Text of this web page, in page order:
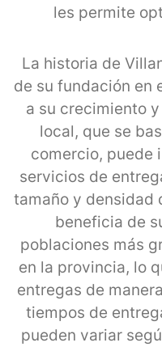
les permite
La historia de
de su fundación en
a su crecimiento
local, que se
comercio, puede
servicios de
tamaño y densidad
beneficia de
poblaciones más
en la provincia, lo
entregas de
tiempos de
pueden variar